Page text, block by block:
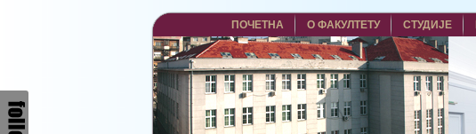
ПОЧЕТНА О ФАКУЛТЕТУ СТУДИЈЕ